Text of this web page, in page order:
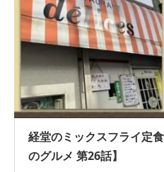
経堂のミックスフライ定
のグルメ 第26話】